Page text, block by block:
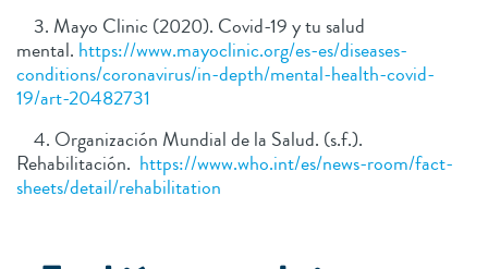
3. Mayo Clinic (2020). Covid-19 y tu salud
mental. https://www.mayoclinic.org/es-es/diseases-
conditions/coronavirus/in-depth/mental-health-covid-
19/art-20482731
4. Organización Mundial de la Salud. (s.f.).
Rehabilitación. https://www.who.int/es/news-room/fact-
sheets/detail/rehabilitation